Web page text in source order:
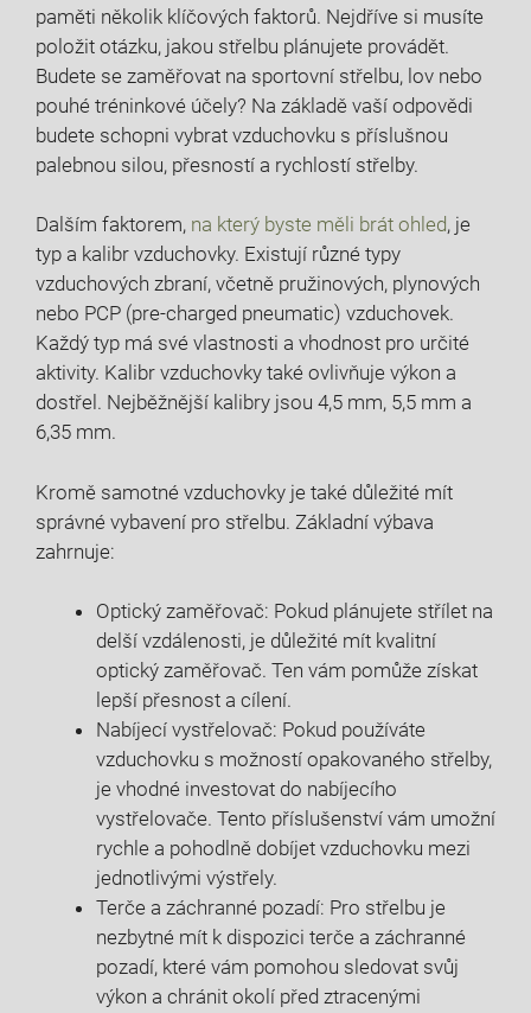
paměti několik klíčových faktorů. Nejdříve si musíte
položit otázku, jakou střelbu plánujete provádět.
Budete se zaměřovat na sportovní střelbu, lov nebo
pouhé tréninkové účely? Na základě vaší odpovědi
budete schopni vybrat vzduchovku s příslušnou
palebnou silou, přesností a rychlostí střelby.
Dalším faktorem, na který byste měli brát ohled, je
typ a kalibr vzduchovky. Existují různé typy
vzduchových zbraní, včetně pružinových, plynových
nebo PCP (pre-charged pneumatic) vzduchovek.
Každý typ má své vlastnosti a vhodnost pro určité
aktivity. Kalibr vzduchovky také ovlivňuje výkon a
dostřel. Nejběžnější kalibry jsou 4,5 mm, 5,5 mm a
6,35 mm.
Kromě samotné vzduchovky je také důležité mít
správné vybavení pro střelbu. Základní výbava
zahrnuje:
Optický zaměřovač: Pokud plánujete střílet na
delší vzdálenosti, je důležité mít kvalitní
optický zaměřovač. Ten vám pomůže získat
lepší přesnost a cílení.
Nabíjecí vystřelovač: Pokud používáte
vzduchovku s možností opakovaného střelby,
je vhodné investovat do nabíjecího
vystřelovače. Tento příslušenství vám umožní
rychle a pohodlně dobíjet vzduchovku mezi
jednotlivými výstřely.
Terče a záchranné pozadí: Pro střelbu je
nezbytné mít k dispozici terče a záchranné
pozadí, které vám pomohou sledovat svůj
výkon a chránit okolí před ztracenými